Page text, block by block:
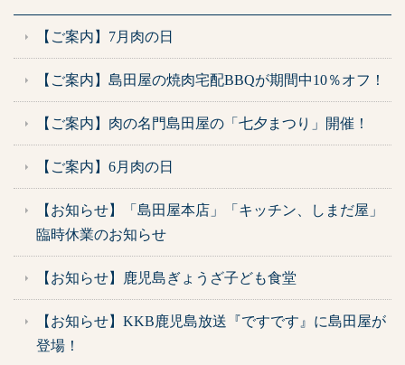
【ご案内】7月肉の日
【ご案内】島田屋の焼肉宅配BBQが期間中10％オフ！
【ご案内】肉の名門島田屋の「七夕まつり」開催！
【ご案内】6月肉の日
【お知らせ】「島田屋本店」「キッチン、しまだ屋」
臨時休業のお知らせ
【お知らせ】鹿児島ぎょうざ子ども食堂
【お知らせ】KKB鹿児島放送『ですです』に島田屋が
登場！